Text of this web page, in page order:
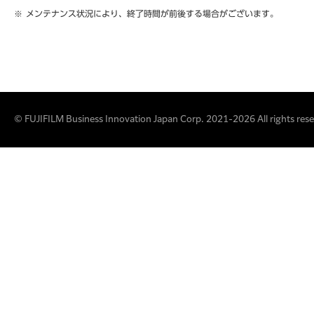
メンテナンス状況により、終了時間が前後する場合がございます。
© FUJIFILM Business Innovation Japan Corp. 2021-2026 All rights